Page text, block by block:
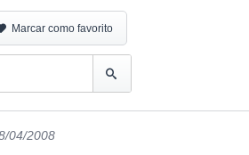
Marcar como favorito
04/2008